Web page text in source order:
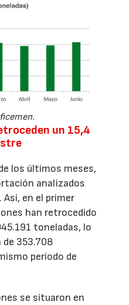
un 15,4
los últimos meses,
analizados
en el primer
han retrocedido
toneladas, lo
de 353.708
período de
se situaron en